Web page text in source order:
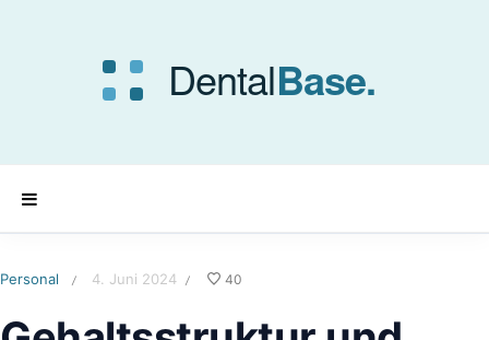
Personal / 4. Juni 2024 / 40